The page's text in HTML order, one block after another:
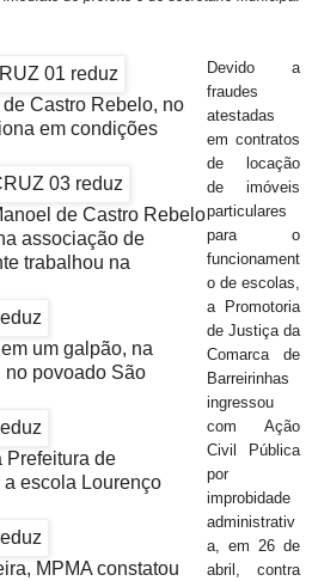
Castro Rebelo, no
em condições
de Castro Rebelo
associação de
trabalhou na
um galpão, na
no povoado São
Prefeitura de
escola Lourenço
MPMA constatou
Devido a
fraudes
atestadas
em contratos
de locação
de imóveis
particulares
para o
funcionament
o de escolas,
a Promotoria
de Justiça da
Comarca de
Barreirinhas
ingressou
com Ação
Civil Pública
por
improbidade
administrativ
a, em 26 de
abril, contra